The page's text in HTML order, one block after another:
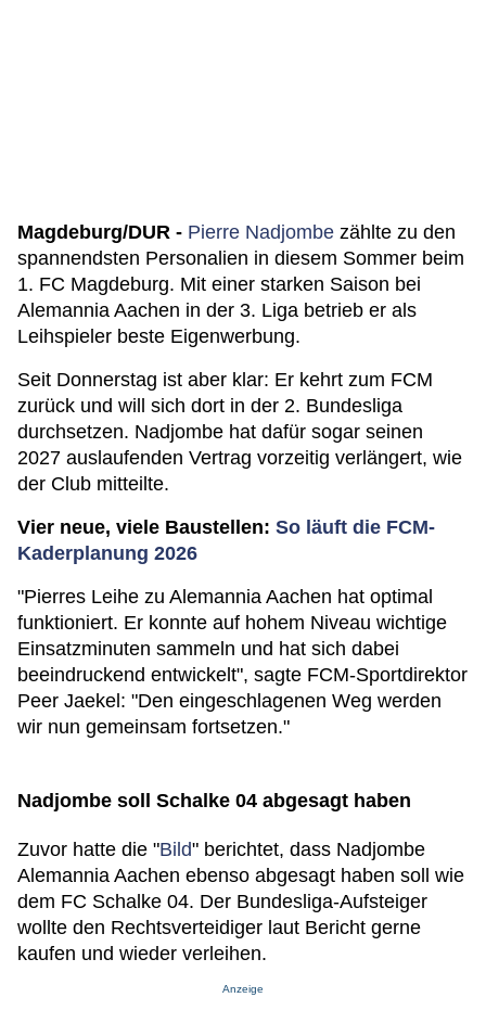
Magdeburg/DUR - Pierre Nadjombe zählte zu den
spannendsten Personalien in diesem Sommer beim
1. FC Magdeburg. Mit einer starken Saison bei
Alemannia Aachen in der 3. Liga betrieb er als
Leihspieler beste Eigenwerbung.
Seit Donnerstag ist aber klar: Er kehrt zum FCM
zurück und will sich dort in der 2. Bundesliga
durchsetzen. Nadjombe hat dafür sogar seinen
2027 auslaufenden Vertrag vorzeitig verlängert, wie
der Club mitteilte.
Vier neue, viele Baustellen: So läuft die FCM-
Kaderplanung 2026
"Pierres Leihe zu Alemannia Aachen hat optimal
funktioniert. Er konnte auf hohem Niveau wichtige
Einsatzminuten sammeln und hat sich dabei
beeindruckend entwickelt", sagte FCM-Sportdirektor
Peer Jaekel: "Den eingeschlagenen Weg werden
wir nun gemeinsam fortsetzen."
Nadjombe soll Schalke 04 abgesagt haben
Zuvor hatte die "Bild" berichtet, dass Nadjombe
Alemannia Aachen ebenso abgesagt haben soll wie
dem FC Schalke 04. Der Bundesliga-Aufsteiger
wollte den Rechtsverteidiger laut Bericht gerne
kaufen und wieder verleihen.
Anzeige